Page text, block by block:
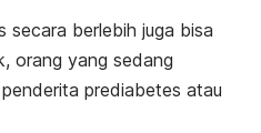
secara berlebih juga bisa
orang yang sedang
prediabetes atau